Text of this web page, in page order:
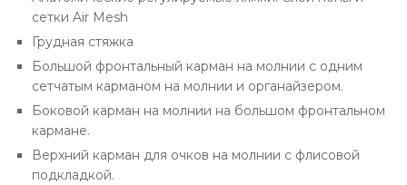
сетки Air Mesh
Грудная стяжка
Большой фронтальный карман на молнии с одним
сетчатым карманом на молнии и органайзером.
Боковой карман на молнии на большом фронтальном
кармане.
Верхний карман для очков на молнии с флисовой
подкладкой.